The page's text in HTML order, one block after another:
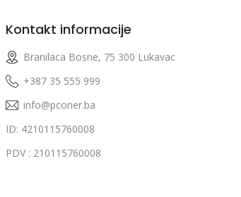
Kontakt informacije
Branilaca Bosne, 75 300 Lukavac
+387 35 555 999
info@pconer.ba
ID: 4210115760008
PDV : 210115760008